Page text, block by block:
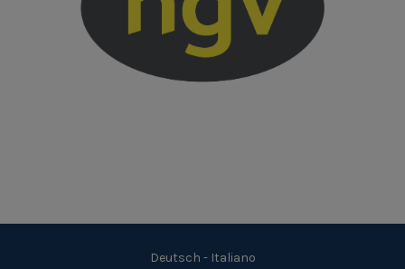
Deutsch - Italiano